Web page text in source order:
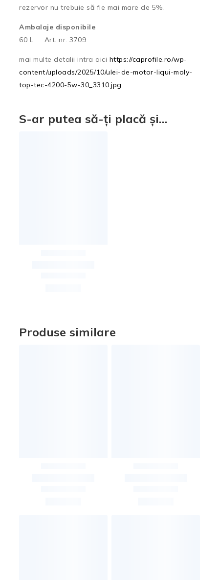
rezervor nu trebuie să fie mai mare de 5%.
Ambalaje disponibile
60 L Art. nr. 3709
mai multe detalii intra aici https://caprofile.ro/wp-
content/uploads/2025/10/ulei-de-motor-liqui-moly-
top-tec-4200-5w-30_3310.jpg
S-ar putea să-ți placă și…
Produse similare